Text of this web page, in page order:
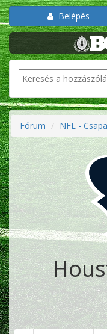
Belépés
Fórum NFL -